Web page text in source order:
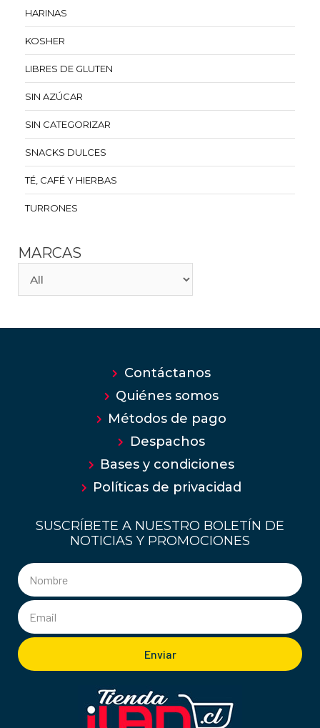
HARINAS
KOSHER
LIBRES DE GLUTEN
SIN AZÚCAR
SIN CATEGORIZAR
SNACKS DULCES
TÉ, CAFÉ Y HIERBAS
TURRONES
MARCAS
Contáctanos
Quiénes somos
Métodos de pago
Despachos
Bases y condiciones
Políticas de privacidad
SUSCRÍBETE A NUESTRO BOLETÍN DE
NOTICIAS Y PROMOCIONES
Enviar